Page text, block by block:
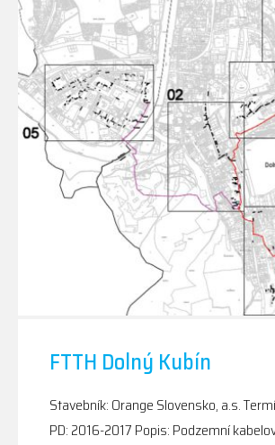
FTTH Dolný Kubín
Stavebník: Orange Slovensko, a.s.
PD: 2016-2017 Popis: Podzemní